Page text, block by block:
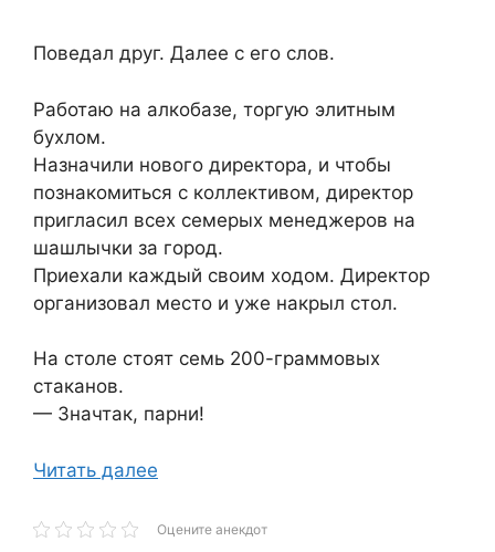
Поведал друг. Далее с его слов.
Работаю на алкобазе, торгую элитным
бухлом.
Назначили нового директора, и чтобы
познакомиться с коллективом, директор
пригласил всех семерых менеджеров на
шашлычки за город.
Приехали каждый своим ходом. Директор
организовал место и уже накрыл стол.
На столе стоят семь 200-граммовых
стаканов.
— Значтак, парни!
Читать далее
Оцените анекдот